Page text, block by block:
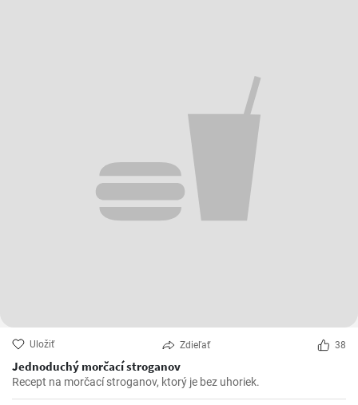
Uložiť Zdieľať 38
Jednoduchý morčací stroganov
Recept na morčací stroganov, ktorý je bez uhoriek.